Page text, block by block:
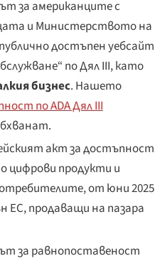
за американците с
и Министерството на
достъпен уебсайт
по Дял III, като
бизнес. Нашето
по ADA Дял III
акт за достъпност
цифрови продукти и
от юни 2025
ЕС, продаващи на пазара
за равнопоставеност